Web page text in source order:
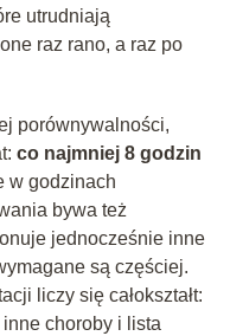
utrudniają
raz rano, a raz po
porównywalności,
co najmniej 8 godzin
w godzinach
bywa też
jednocześnie inne
są częściej.
liczy się całokształt:
choroby i lista